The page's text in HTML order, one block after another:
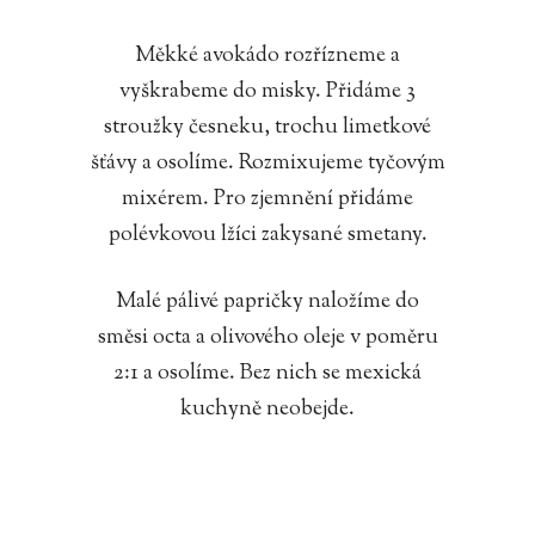
Měkké avokádo rozřízneme a
vyškrabeme do misky. Přidáme 3
stroužky česneku, trochu limetkové
šťávy a osolíme. Rozmixujeme tyčovým
mixérem. Pro zjemnění přidáme
polévkovou lžíci zakysané smetany.
Malé pálivé papričky naložíme do
směsi octa a olivového oleje v poměru
2:1 a osolíme. Bez nich se mexická
kuchyně neobejde.